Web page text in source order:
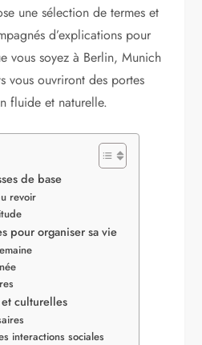
une sélection de termes et
d’explications pour
vous soyez à Berlin, Munich
vous ouvriront des portes
fluide et naturelle.
de base
revoir
pour organiser sa vie
et culturelles
interactions sociales